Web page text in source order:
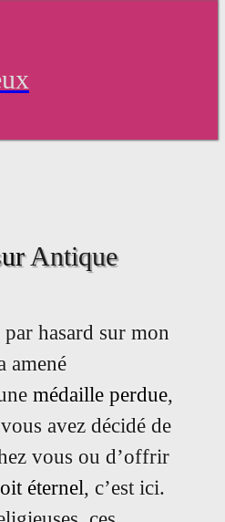
Antique
par hasard sur mon
amené
médaille perdue,
avez décidé de
vous ou d’offrir
éternel, c’est ici.